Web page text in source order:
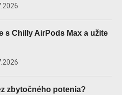
s Chilly AirPods Max a užite
zbytočného potenia?